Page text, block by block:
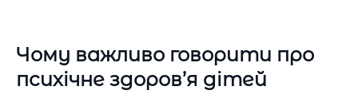
Чому важливо говорити про
психічне здоров’я дітей